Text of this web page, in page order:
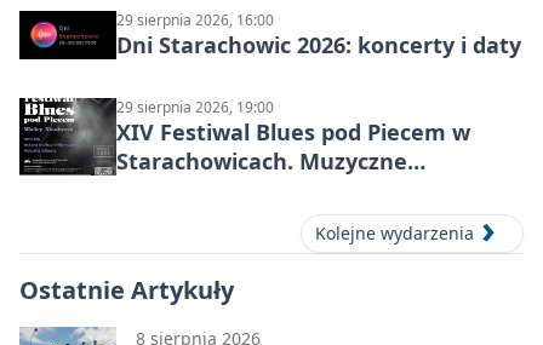
29 sierpnia 2026, 16:00
Dni Starachowic 2026: koncerty i daty
29 sierpnia 2026, 19:00
XIV Festiwal Blues pod Piecem w
Starachowicach. Muzyczne
blues w zabytkowej hucieKolejne wydarzenia
Ostatnie Artykuły
8 sierpnia 2026